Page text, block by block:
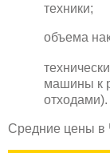
техники;
объема
машины к
отходами).
Средние цены в